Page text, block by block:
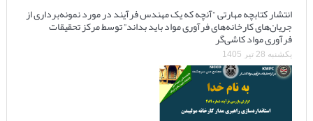
انتشار کتابچه مهارتی “آنچه که یک مهندس فرآیند در مورد نمونه‌برداری از
جریان‌های کارخانه‌های فرآوری مواد باید بداند” توسط مرکز تحقیقات
فرآوری مواد کاشی‌گر
یکشنبه 28 تیر 1405